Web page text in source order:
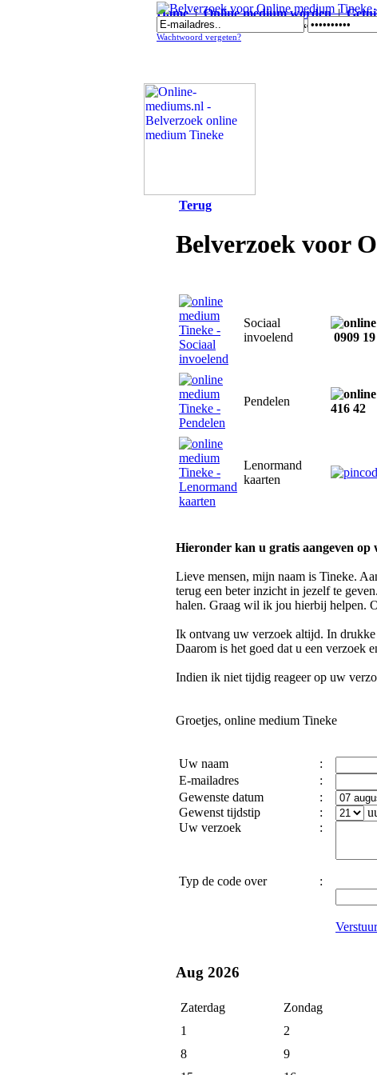
Home|Online medium worden|
Belverzoek voor Online medium Tineke - Sociaal invoelend
Wachtwoord vergeten?
Terug
Belverzoek voor
Sociaal
invoelend
0909
Pendelen
416 42
Lenormand
kaarten
Hieronder kan u gratis aangeven op
Lieve mensen, mijn naam is Tineke.
terug een beter inzicht in jezelf te
halen. Graag wil ik jou hierbij helpen.
Ik ontvang uw verzoek altijd. In
Daarom is het goed dat u een verzoek
Indien ik niet tijdig reageer op uw
Groetjes, online medium Tineke
Uw naam :
E-mailadres
:
Gewenste datum
:
Gewenst tijdstip
:
Uw verzoek
:
Typ de code over
:
Verstuur
Aug 2026
Zaterdag Zondag
1
2
8
9